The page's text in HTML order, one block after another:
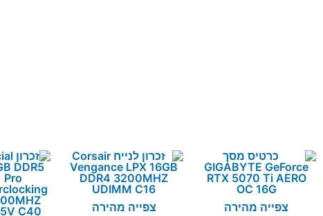
צפייה מהירה
צפייה מהירה